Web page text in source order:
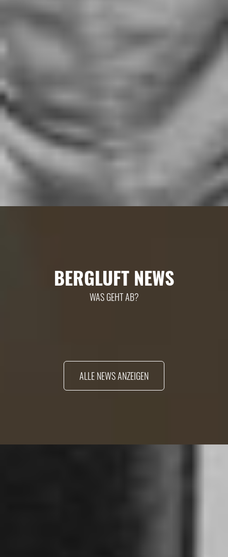
BERGLUFT NEWS
WAS GEHT AB?
ALLE NEWS ANZEIGEN